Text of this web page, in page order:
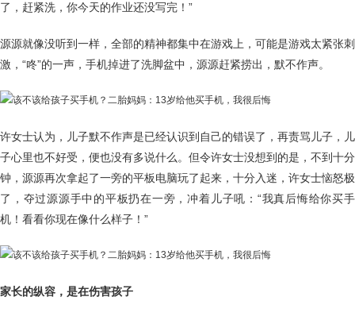
了，赶紧洗，你今天的作业还没写完！”
源源就像没听到一样，全部的精神都集中在游戏上，可能是游戏太紧张刺
激，“咚”的一声，手机掉进了洗脚盆中，源源赶紧捞出，默不作声。
许女士认为，儿子默不作声是已经认识到自己的错误了，再责骂儿子，儿
子心里也不好受，便也没有多说什么。但令许女士没想到的是，不到十分
钟，源源再次拿起了一旁的平板电脑玩了起来，十分入迷，许女士恼怒极
了，夺过源源手中的平板扔在一旁，冲着儿子吼：“我真后悔给你买手
机！看看你现在像什么样子！”
家长的纵容，是在伤害孩子